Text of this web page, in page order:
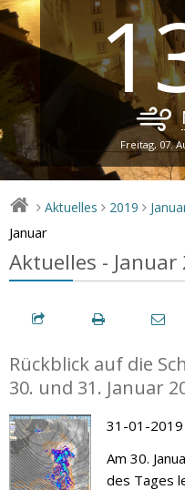
Freitag, 07.
> Aktuelles > 2019 >
Januar
Aktuelles - Januar
Rückblick auf die
30. und 31. Januar
31-01-2019
Am 30.
des Tages